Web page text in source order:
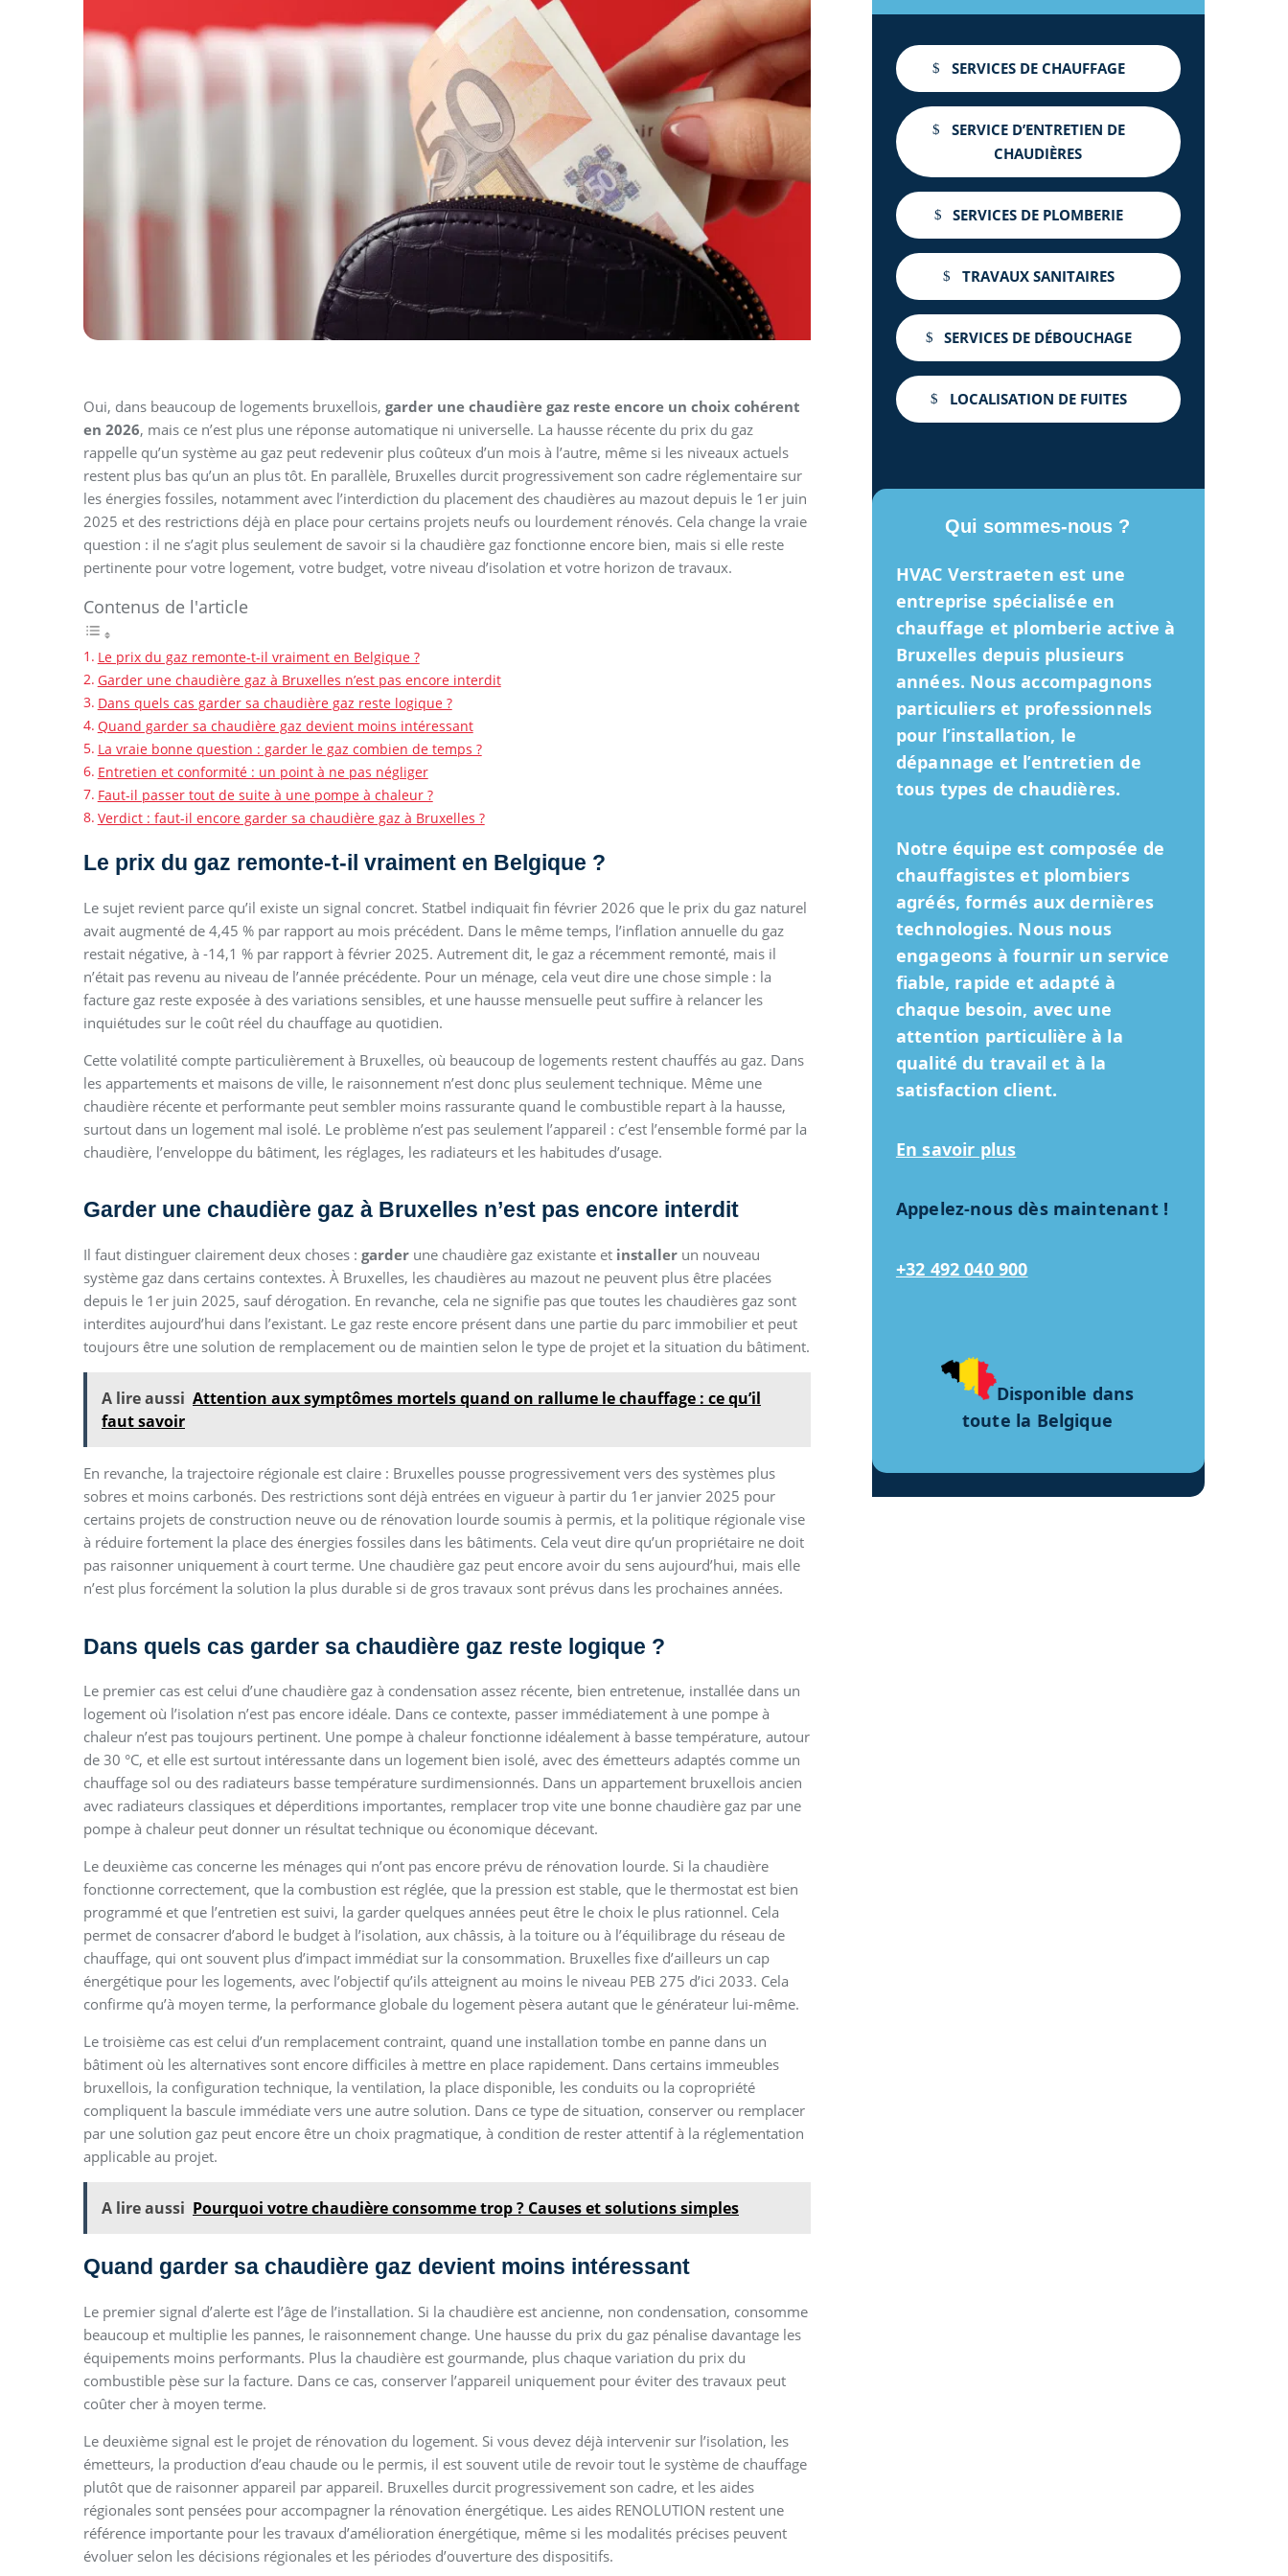
Oui, dans beaucoup de logements bruxellois, garder une chaudière gaz reste encore un choix cohérent
en 2026, mais ce n’est plus une réponse automatique ni universelle. La hausse récente du prix du gaz
rappelle qu’un système au gaz peut redevenir plus coûteux d’un mois à l’autre, même si les niveaux actuels
restent plus bas qu’un an plus tôt. En parallèle, Bruxelles durcit progressivement son cadre réglementaire sur
les énergies fossiles, notamment avec l’interdiction du placement des chaudières au mazout depuis le 1er juin
2025 et des restrictions déjà en place pour certains projets neufs ou lourdement rénovés. Cela change la vraie
question : il ne s’agit plus seulement de savoir si la chaudière gaz fonctionne encore bien, mais si elle reste
pertinente pour votre logement, votre budget, votre niveau d’isolation et votre horizon de travaux.
Contenus de l'article
Le prix du gaz remonte-t-il vraiment en Belgique ?
Garder une chaudière gaz à Bruxelles n’est pas encore interdit
Dans quels cas garder sa chaudière gaz reste logique ?
Quand garder sa chaudière gaz devient moins intéressant
La vraie bonne question : garder le gaz combien de temps ?
Entretien et conformité : un point à ne pas négliger
Faut-il passer tout de suite à une pompe à chaleur ?
Verdict : faut-il encore garder sa chaudière gaz à Bruxelles ?
Le prix du gaz remonte-t-il vraiment en Belgique ?
Le sujet revient parce qu’il existe un signal concret. Statbel indiquait fin février 2026 que le prix du gaz naturel
avait augmenté de 4,45 % par rapport au mois précédent. Dans le même temps, l’inflation annuelle du gaz
restait négative, à -14,1 % par rapport à février 2025. Autrement dit, le gaz a récemment remonté, mais il
n’était pas revenu au niveau de l’année précédente. Pour un ménage, cela veut dire une chose simple : la
facture gaz reste exposée à des variations sensibles, et une hausse mensuelle peut suffire à relancer les
inquiétudes sur le coût réel du chauffage au quotidien.
Cette volatilité compte particulièrement à Bruxelles, où beaucoup de logements restent chauffés au gaz. Dans
les appartements et maisons de ville, le raisonnement n’est donc plus seulement technique. Même une
chaudière récente et performante peut sembler moins rassurante quand le combustible repart à la hausse,
surtout dans un logement mal isolé. Le problème n’est pas seulement l’appareil : c’est l’ensemble formé par la
chaudière, l’enveloppe du bâtiment, les réglages, les radiateurs et les habitudes d’usage.
Garder une chaudière gaz à Bruxelles n’est pas encore interdit
Il faut distinguer clairement deux choses : garder une chaudière gaz existante et installer un nouveau
système gaz dans certains contextes. À Bruxelles, les chaudières au mazout ne peuvent plus être placées
depuis le 1er juin 2025, sauf dérogation. En revanche, cela ne signifie pas que toutes les chaudières gaz sont
interdites aujourd’hui dans l’existant. Le gaz reste encore présent dans une partie du parc immobilier et peut
toujours être une solution de remplacement ou de maintien selon le type de projet et la situation du bâtiment.
A lire aussi Attention aux symptômes mortels quand on rallume le chauffage : ce qu’il
faut savoir
En revanche, la trajectoire régionale est claire : Bruxelles pousse progressivement vers des systèmes plus
sobres et moins carbonés. Des restrictions sont déjà entrées en vigueur à partir du 1er janvier 2025 pour
certains projets de construction neuve ou de rénovation lourde soumis à permis, et la politique régionale vise
à réduire fortement la place des énergies fossiles dans les bâtiments. Cela veut dire qu’un propriétaire ne doit
pas raisonner uniquement à court terme. Une chaudière gaz peut encore avoir du sens aujourd’hui, mais elle
n’est plus forcément la solution la plus durable si de gros travaux sont prévus dans les prochaines années.
Dans quels cas garder sa chaudière gaz reste logique ?
Le premier cas est celui d’une chaudière gaz à condensation assez récente, bien entretenue, installée dans un
logement où l’isolation n’est pas encore idéale. Dans ce contexte, passer immédiatement à une pompe à
chaleur n’est pas toujours pertinent. Une pompe à chaleur fonctionne idéalement à basse température, autour
de 30 °C, et elle est surtout intéressante dans un logement bien isolé, avec des émetteurs adaptés comme un
chauffage sol ou des radiateurs basse température surdimensionnés. Dans un appartement bruxellois ancien
avec radiateurs classiques et déperditions importantes, remplacer trop vite une bonne chaudière gaz par une
pompe à chaleur peut donner un résultat technique ou économique décevant.
Le deuxième cas concerne les ménages qui n’ont pas encore prévu de rénovation lourde. Si la chaudière
fonctionne correctement, que la combustion est réglée, que la pression est stable, que le thermostat est bien
programmé et que l’entretien est suivi, la garder quelques années peut être le choix le plus rationnel. Cela
permet de consacrer d’abord le budget à l’isolation, aux châssis, à la toiture ou à l’équilibrage du réseau de
chauffage, qui ont souvent plus d’impact immédiat sur la consommation. Bruxelles fixe d’ailleurs un cap
énergétique pour les logements, avec l’objectif qu’ils atteignent au moins le niveau PEB 275 d’ici 2033. Cela
confirme qu’à moyen terme, la performance globale du logement pèsera autant que le générateur lui-même.
Le troisième cas est celui d’un remplacement contraint, quand une installation tombe en panne dans un
bâtiment où les alternatives sont encore difficiles à mettre en place rapidement. Dans certains immeubles
bruxellois, la configuration technique, la ventilation, la place disponible, les conduits ou la copropriété
compliquent la bascule immédiate vers une autre solution. Dans ce type de situation, conserver ou remplacer
par une solution gaz peut encore être un choix pragmatique, à condition de rester attentif à la réglementation
applicable au projet.
A lire aussi Pourquoi votre chaudière consomme trop ? Causes et solutions simples
Quand garder sa chaudière gaz devient moins intéressant
Le premier signal d’alerte est l’âge de l’installation. Si la chaudière est ancienne, non condensation, consomme
beaucoup et multiplie les pannes, le raisonnement change. Une hausse du prix du gaz pénalise davantage les
équipements moins performants. Plus la chaudière est gourmande, plus chaque variation du prix du
combustible pèse sur la facture. Dans ce cas, conserver l’appareil uniquement pour éviter des travaux peut
coûter cher à moyen terme.
Le deuxième signal est le projet de rénovation du logement. Si vous devez déjà intervenir sur l’isolation, les
émetteurs, la production d’eau chaude ou le permis, il est souvent utile de revoir tout le système de chauffage
plutôt que de raisonner appareil par appareil. Bruxelles durcit progressivement son cadre, et les aides
régionales sont pensées pour accompagner la rénovation énergétique. Les aides RENOLUTION restent une
référence importante pour les travaux d’amélioration énergétique, même si les modalités précises peuvent
évoluer selon les décisions régionales et les périodes d’ouverture des dispositifs.
SERVICES DE CHAUFFAGE
SERVICE D’ENTRETIEN DE
CHAUDIÈRES
SERVICES DE PLOMBERIE
TRAVAUX SANITAIRES
SERVICES DE DÉBOUCHAGE
LOCALISATION DE FUITES
Qui sommes-nous ?
HVAC Verstraeten est une
entreprise spécialisée en
chauffage et plomberie active à
Bruxelles depuis plusieurs
années. Nous accompagnons
particuliers et professionnels
pour l’installation, le
dépannage et l’entretien de
tous types de chaudières.
Notre équipe est composée de
chauffagistes et plombiers
agréés, formés aux dernières
technologies. Nous nous
engageons à fournir un service
fiable, rapide et adapté à
chaque besoin, avec une
attention particulière à la
qualité du travail et à la
satisfaction client.
En savoir plus
Appelez-nous dès maintenant !
+32 492 040 900
Disponible dans
toute la Belgique